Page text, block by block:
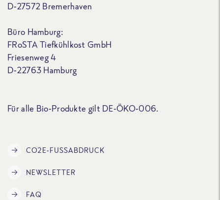
D-27572 Bremerhaven
Büro Hamburg:
FRoSTA Tiefkühlkost GmbH
Friesenweg 4
D-22763 Hamburg
Für alle Bio-Produkte gilt DE-ÖKO-006.
CO2E-FUSSABDRUCK
NEWSLETTER
FAQ